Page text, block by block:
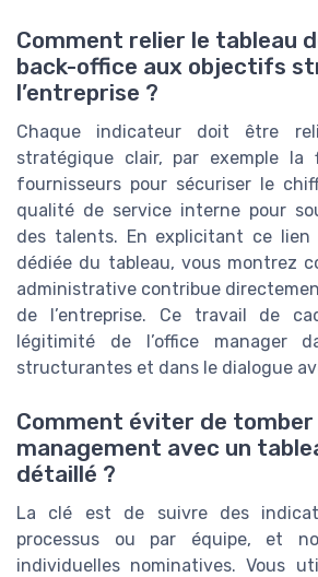
Comment relier le tableau
back-office aux objectifs
l’entreprise ?
Chaque indicateur doit être
stratégique clair, par exemple la
fournisseurs pour sécuriser le
qualité de service interne pour
des talents. En explicitant ce lien
dédiée du tableau, vous montrez
administrative contribue
de l’entreprise. Ce travail de
légitimité de l’office manager
structurantes et dans le dialogue
Comment éviter de
management avec un
détaillé ?
La clé est de suivre des
processus ou par équipe, et
individuelles nominatives. Vous